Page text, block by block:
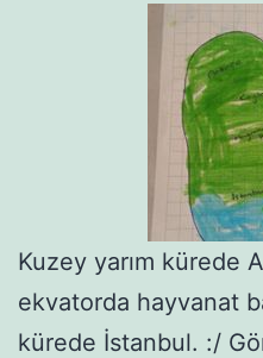
Kuzey yarım kürede
ekvatorda hayvanat
kürede İstanbul. :/